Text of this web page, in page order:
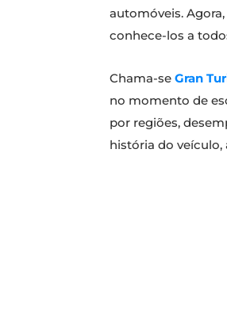
automóveis.
conhece-los a
Chama-se Gran
no momento de
por regiões,
história do